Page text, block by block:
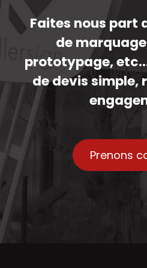
Faites nous part
de
prototypage,
de devis simple,
Prenons